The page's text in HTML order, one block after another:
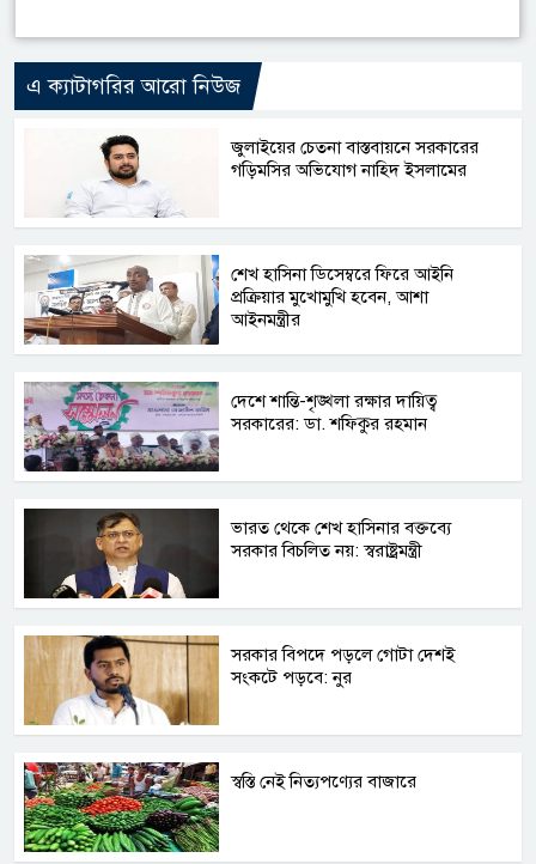
এ ক্যাটাগরির আরো নিউজ
জুলাইয়ের চেতনা বাস্তবায়নে সরকারের
গড়িমসির অভিযোগ নাহিদ ইসলামের
শেখ হাসিনা ডিসেম্বরে ফিরে আইনি
প্রক্রিয়ার মুখোমুখি হবেন, আশা
আইনমন্ত্রীর
দেশে শান্তি-শৃঙ্খলা রক্ষার দায়িত্ব
সরকারের: ডা. শফিকুর রহমান
ভারত থেকে শেখ হাসিনার বক্তব্যে
সরকার বিচলিত নয়: স্বরাষ্ট্রমন্ত্রী
সরকার বিপদে পড়লে গোটা দেশই
সংকটে পড়বে: নুর
স্বস্তি নেই নিত্যপণ্যের বাজারে